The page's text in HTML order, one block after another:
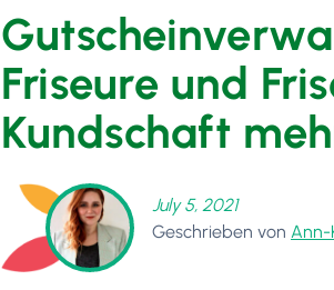
Friseure und
Kundschaft
July 5, 2021
Geschrieben von Ann-